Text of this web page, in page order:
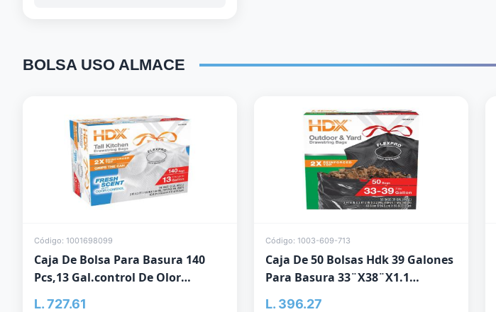
BOLSA USO ALMACE
Código: 1001698099
Caja De Bolsa Para Basura 140
Pcs,13 Gal.control De Olor
24¨X24¨X1.64 Mil
L. 727.61
Código: 1003-609-713
Caja De 50 Bolsas Hdk 39 Galones
Para Basura 33¨X38¨X1.1
Mil(Hd39Hf050B)
L. 396.27